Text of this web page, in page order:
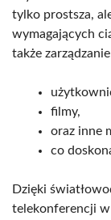
tylko prostsza,
wymagających
także
filmy,
oraz inne
co
Dzięki
telekonferencji